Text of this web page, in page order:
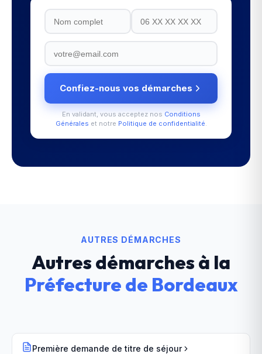
Confiez-nous vos démarches
En validant, vous acceptez nos Conditions
Générales et notre Politique de confidentialité.
AUTRES DÉMARCHES
Autres démarches à la
Préfecture de Bordeaux
Première demande de titre de séjour